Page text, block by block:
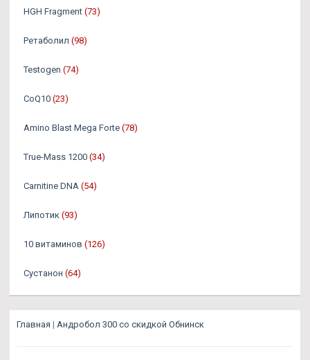
HGH Fragment (73)
Ретаболил (98)
Testogen (74)
CoQ10 (23)
Amino Blast Mega Forte (78)
True-Mass 1200 (34)
Carnitine DNA (54)
Липотик (93)
10 витаминов (126)
Сустанон (64)
Главная | Андробол 300 со скидкой Обнинск